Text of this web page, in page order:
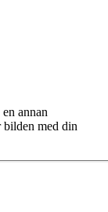
annan
med din